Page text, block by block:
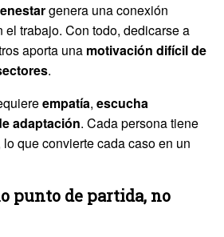
genera una conexión
el trabajo. Con todo, dedicarse a
aporta una motivación difícil de
.
empatía, escucha
adaptación. Cada persona tiene
que convierte cada caso en un
punto de partida, no